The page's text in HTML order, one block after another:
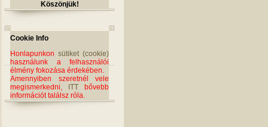
Köszönjük!
Cookie Info
Honlapunkon sütiket (cookie)
használunk a felhasználói
élmény fokozása érdekében.
Amennyiben szeretnél vele
megismerkedni,
ITT bővebb
információt találsz róla.